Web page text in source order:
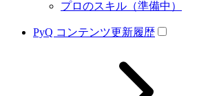
プロのスキル（準備中）
PyQ コンテンツ更新履歴